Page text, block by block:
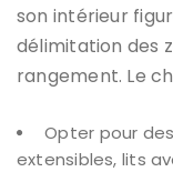
son intérieur
délimitation des
rangement. Le
Opter pour
extensibles, lits